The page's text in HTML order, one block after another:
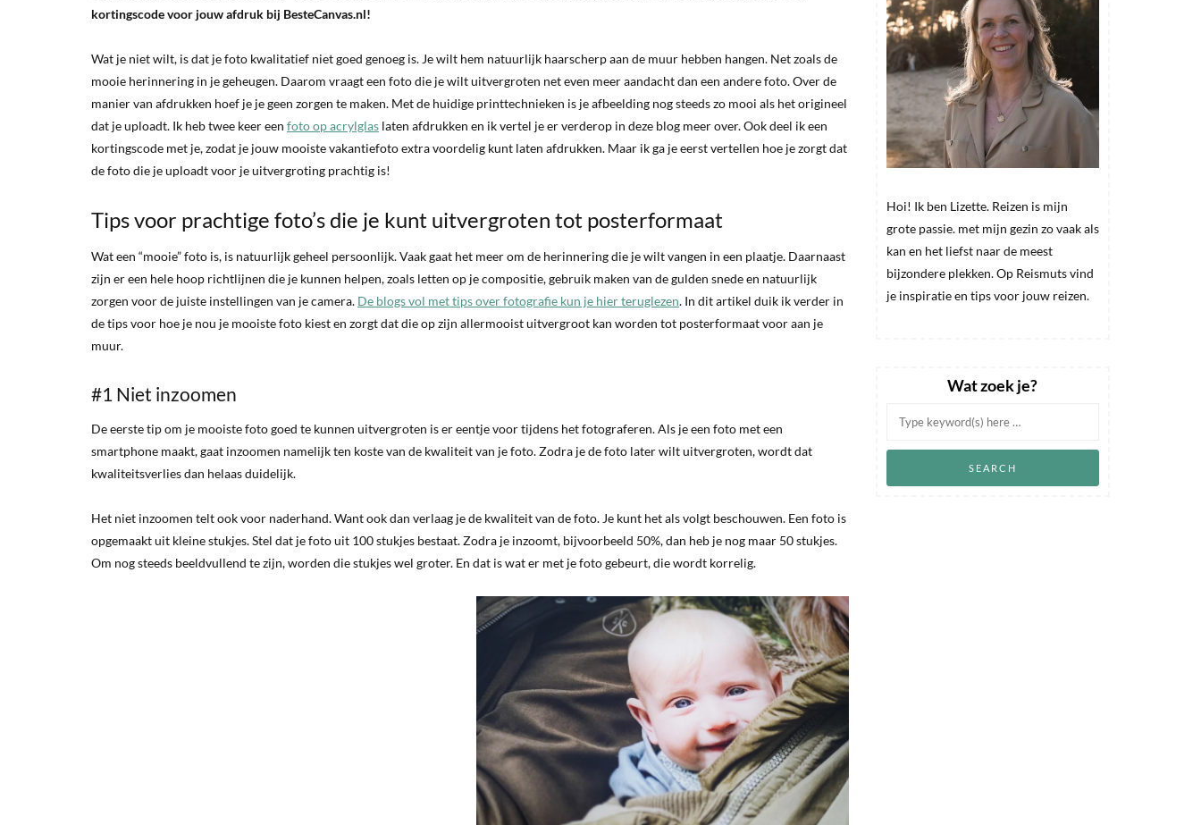
kortingscode voor jouw afdruk bij BesteCanvas.nl!
Wat je niet wilt, is dat je foto kwalitatief niet goed genoeg is. Je wilt hem natuurlijk haarscherp aan de muur hebben hangen. Net zoals de
mooie herinnering in je geheugen. Daarom vraagt een foto die je wilt uitvergroten net even meer aandacht dan een andere foto. Over de
manier van afdrukken hoef je je geen zorgen te maken. Met de huidige printtechnieken is je afbeelding nog steeds zo mooi als het origineel
dat je uploadt. Ik heb twee keer een foto op acrylglas laten afdrukken en ik vertel je er verderop in deze blog meer over. Ook deel ik een
kortingscode met je, zodat je jouw mooiste vakantiefoto extra voordelig kunt laten afdrukken. Maar ik ga je eerst vertellen hoe je zorgt dat
de foto die je uploadt voor je uitvergroting prachtig is!
Tips voor prachtige foto’s die je kunt uitvergroten tot posterformaat
Wat een “mooie” foto is, is natuurlijk geheel persoonlijk. Vaak gaat het meer om de herinnering die je wilt vangen in een plaatje. Daarnaast
zijn er een hele hoop richtlijnen die je kunnen helpen, zoals letten op je compositie, gebruik maken van de gulden snede en natuurlijk
zorgen voor de juiste instellingen van je camera. De blogs vol met tips over fotografie kun je hier teruglezen. In dit artikel duik ik verder in
de tips voor hoe je nou je mooiste foto kiest en zorgt dat die op zijn allermooist uitvergroot kan worden tot posterformaat voor aan je
muur.
#1 Niet inzoomen
De eerste tip om je mooiste foto goed te kunnen uitvergroten is er eentje voor tijdens het fotograferen. Als je een foto met een
smartphone maakt, gaat inzoomen namelijk ten koste van de kwaliteit van je foto. Zodra je de foto later wilt uitvergroten, wordt dat
kwaliteitsverlies dan helaas duidelijk.
Het niet inzoomen telt ook voor naderhand. Want ook dan verlaag je de kwaliteit van de foto. Je kunt het als volgt beschouwen. Een foto is
opgemaakt uit kleine stukjes. Stel dat je foto uit 100 stukjes bestaat. Zodra je inzoomt, bijvoorbeeld 50%, dan heb je nog maar 50 stukjes.
Om nog steeds beeldvullend te zijn, worden die stukjes wel groter. En dat is wat er met je foto gebeurt, die wordt korrelig.
Hoi! Ik ben Lizette. Reizen is mijn
grote passie. met mijn gezin zo vaak als
kan en het liefst naar de meest
bijzondere plekken. Op Reismuts vind
je inspiratie en tips voor jouw reizen.
Wat zoek je?